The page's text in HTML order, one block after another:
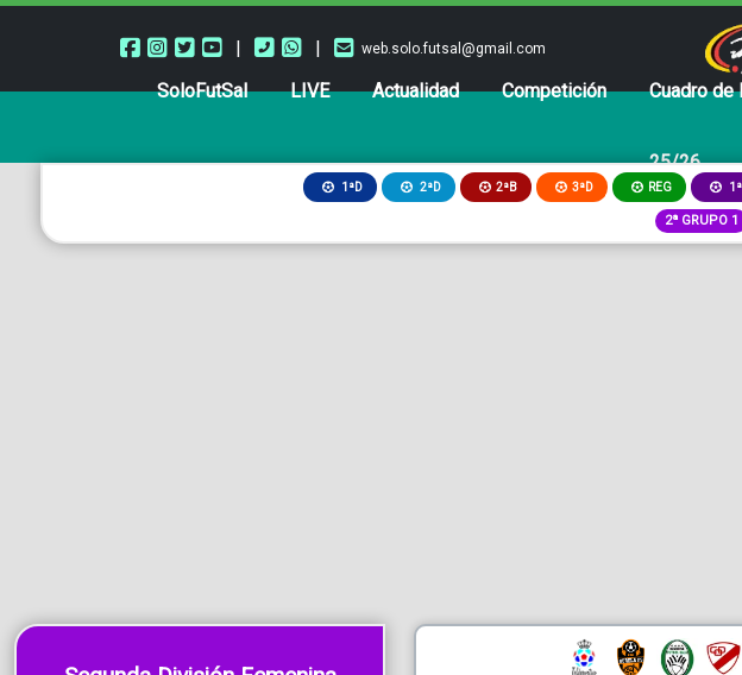
| | web.solo.futsal@gmail.com
SoloFutSal LIVE Actualidad Competición Cuadro de
25/26
1ªD 2ªD 2ªB 3ªD REG
2ª GRUPO 1